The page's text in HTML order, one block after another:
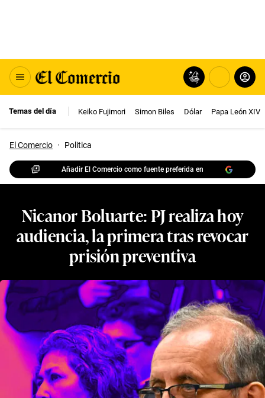
Temas del día Keiko Fujimori Simon Biles Dólar Papa León XIV
El Comercio · Politica
Añadir El Comercio como fuente preferida en
Nicanor Boluarte: PJ realiza hoy
audiencia, la primera tras revocar
prisión preventiva